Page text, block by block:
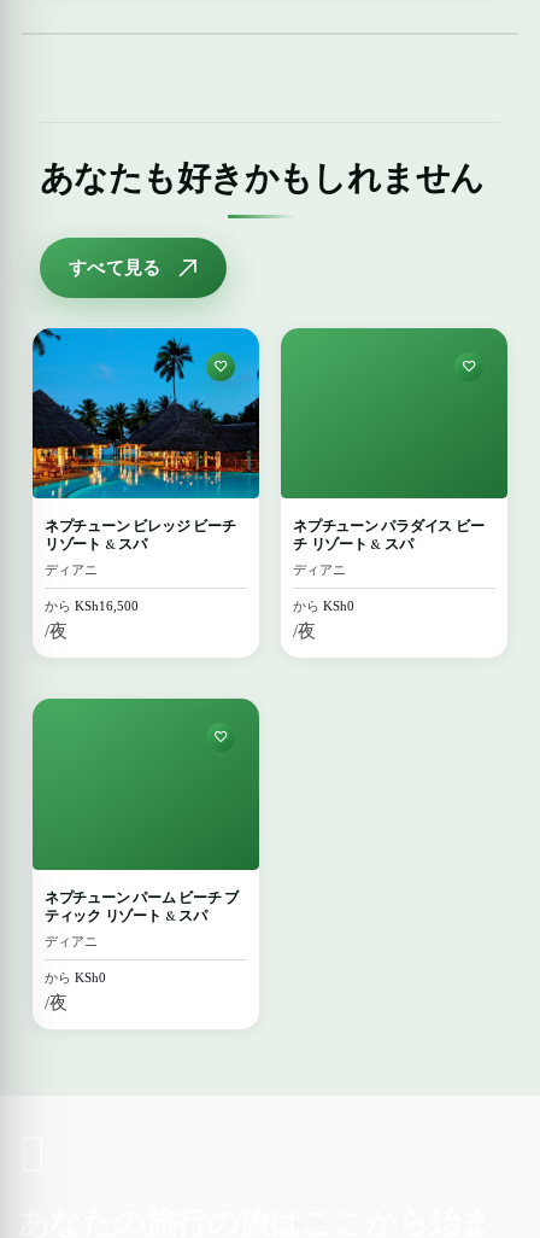
あなたも好きかもしれません
すべて見る
ネプチューン ビレッジ ビーチ
リゾート & スパ
ディアニ
から KSh16,500
/夜
ネプチューン パラダイス ビー
チ リゾート & スパ
ディアニ
から KSh0
/夜
ネプチューン パーム ビーチ ブ
ティック リゾート & スパ
ディアニ
から KSh0
/夜